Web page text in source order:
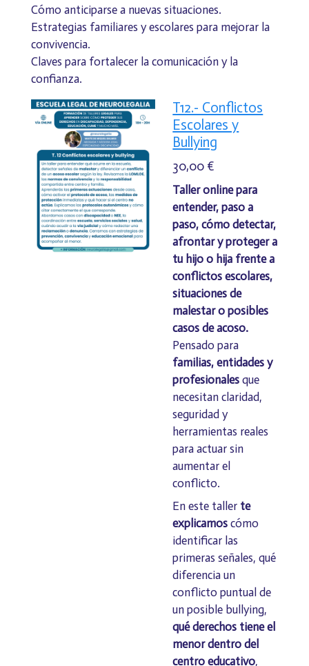
Cómo anticiparse a nuevas situaciones.
Estrategias familiares y escolares para mejorar la
convivencia.
Claves para fortalecer la comunicación y la
confianza.
T12.- Conflictos
Escolares y
Bullying
30,00 €
Taller online para
entender, paso a
paso, cómo detectar,
afrontar y proteger a
tu hijo o hija frente a
conflictos escolares,
situaciones de
malestar o posibles
casos de acoso.
Pensado para
familias, entidades y
profesionales que
necesitan claridad,
seguridad y
herramientas reales
para actuar sin
aumentar el
conflicto.
En este taller te
explicamos cómo
identificar las
primeras señales, qué
diferencia un
conflicto puntual de
un posible bullying,
qué derechos tiene el
menor dentro del
centro educativo,